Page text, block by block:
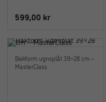
599,00 kr
Bakform ugnsplåt 39×28 cm –
MasterClass